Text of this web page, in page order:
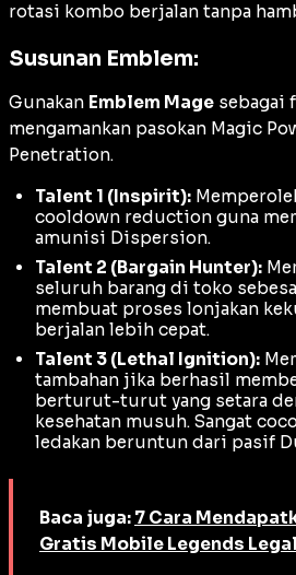
rotasi kombo berjalan tanpa
Susunan Emblem:
Gunakan Emblem Mage sebagai
mengamankan pasokan Magic
Penetration.
Talent 1 (Inspirit):
cooldown reduction guna
amunisi Dispersion.
Talent 2 (Bargain Hunter):
seluruh barang di toko
membuat proses lonjakan
berjalan lebih cepat.
Talent 3 (Lethal Ignition):
tambahan jika berhasil
berturut-turut yang setara
kesehatan musuh. Sangat
ledakan beruntun dari pasif
Baca juga: 7 Cara
Gratis Mobile Legends